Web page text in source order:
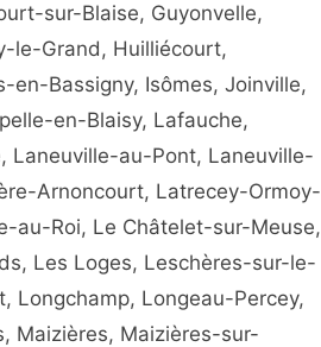
sur-Blaise, Guyonvelle,
le-Grand, Huilliécourt,
en-Bassigny, Isômes, Joinville,
en-Blaisy, Lafauche,
Laneuville-au-Pont, Laneuville-
Arnoncourt, Latrecey-Ormoy-
au-Roi, Le Châtelet-sur-Meuse,
Les Loges, Leschères-sur-le-
Longchamp, Longeau-Percey,
Maizières, Maizières-sur-